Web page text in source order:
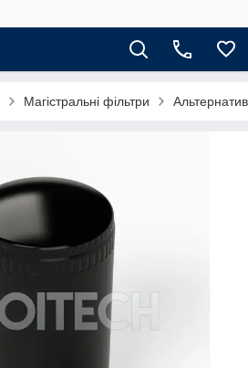
Магістральні фільтри